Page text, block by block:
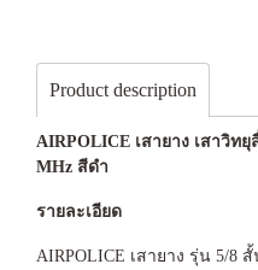
Product description
AIRPOLICE เสายาง เสาวิท
MHz สีดำ
รายละเอียด
AIRPOLICE เสายาง รุ่น 5/8